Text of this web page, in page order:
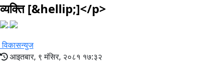
व्यक्ति [&hellip;]</p>
विकासन्युज
आइतबार, ९ मंसिर, २०८१ १७:३२